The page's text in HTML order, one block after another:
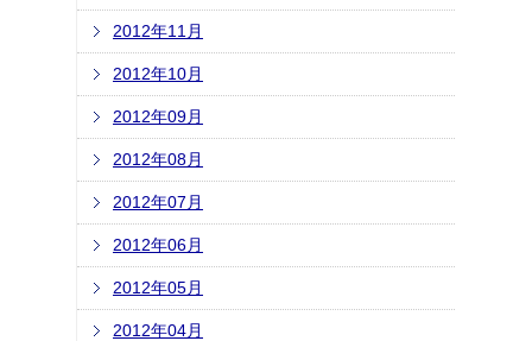
2012年11月
2012年10月
2012年09月
2012年08月
2012年07月
2012年06月
2012年05月
2012年04月